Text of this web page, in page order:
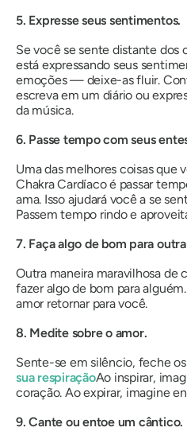
5. Expresse seus sentimentos.
Se você se sente distante dos
está expressando seus
emoções — deixe-as fluir.
escreva em um diário ou
da música.
6. Passe tempo com seus
Uma das melhores coisas que
Chakra Cardíaco é passar
ama. Isso ajudará você a se
Passem tempo rindo e
7. Faça algo de bom para
Outra maneira maravilhosa de
fazer algo de bom para
amor retornar para você.
8. Medite sobre o amor.
Sente-se em silêncio, feche
sua respiraçãoAo inspirar,
coração. Ao expirar, imagine
9. Cante ou entoe um cântico.